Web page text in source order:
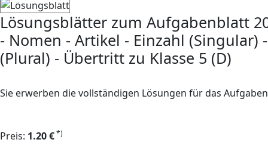
Lösungsblätter zum Aufgabenblatt
- Nomen - Artikel - Einzahl (Singular)
(Plural) - Übertritt zu Klasse 5 (D)
Sie erwerben die vollständigen Lösungen für das
Preis: 1.20 €*)